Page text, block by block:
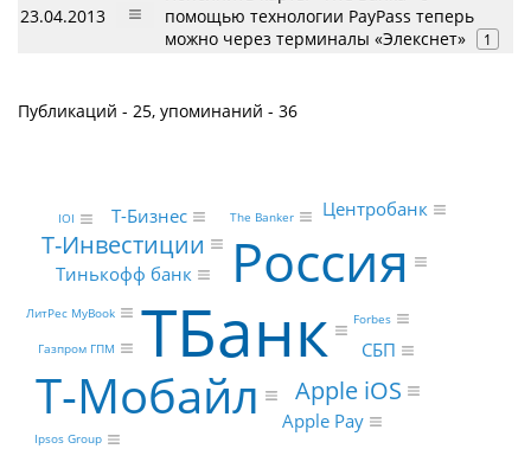
23.04.2013
помощью технологии PayPass теперь
можно через терминалы «Элекснет»
1
Публикаций - 25, упоминаний - 36
ТБанк
Россия
Т-Мобайл
Т-Инвестиции
Apple iOS
Т-Бизнес
Тинькофф банк
Центробанк
СБП
Apple Pay
ЛитРес MyBook
The Banker
Forbes
Газпром ГПМ
Ipsos Group
IOI